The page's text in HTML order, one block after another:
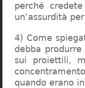
perché
un’assurdità
4) Come
debba
sui proiettili,
quando erano